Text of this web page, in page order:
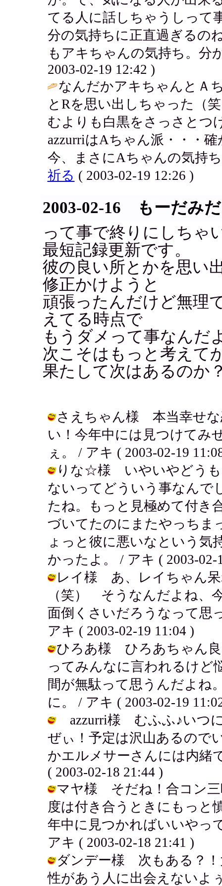
てる人に話しちゃうしって
分の気持ちに正直過ぎるの
もアキちゃんの気持ち。
2003-02-19 12:42 )
なんだかアキちゃんとＡ
とRを思い出しちゃった（
むよりも白黒をさっさとつ
azzurriはAちゃん派・・・
今、まさにAちゃんの気持
祈る ( 2003-02-19 12:26 )
2003-02-16 もーだみだ
って事で終りにしちゃ
最短記録更新です。
彼の良い所とかを思い
修正かけようと
頑張ったんだけど無理
えてる時点で
もうダメって事なんだ
次こそはもっと考えて
果たして次はあるのか
さえちゃん様 本当幸せな
い！今年中には見つけてみ
ぇ。 / アキ ( 2003-02-19
りな☆様 いやいやどうも
ないってどういう事なんで
たね。もっと見極めて付き
づいてたのにまたやっちま
ょっと彼に悪いなという気
かったよ。 / アキ ( 2003-02-
レイ様 あ、レイちゃん呆
（笑） そうなんだよね、
面倒くさいだろうなって思
アキ ( 2003-02-19 11:04 )
ひろあ様 ひろあちゃん良
ってみんなに言われるけど
間が無駄って思うんだよね
に。 / アキ ( 2003-02-19
azzurri様 むふふ♪いつに
ぜぃ！予定は沢山あるので
かエルメサーさんには内緒
( 2003-02-18 21:44 )
マヤ様 そだね！合コン三
度は付き合うときにもっと
年中に見つかればいいやっ
アキ ( 2003-02-18 21:41 )
ダンデー様 次もある？！
性があう人に出会えないよ